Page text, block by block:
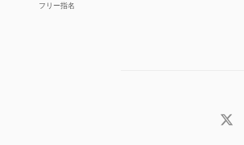
フリー指名